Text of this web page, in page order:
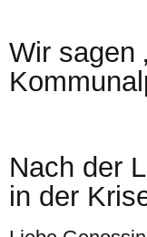
Wir sagen
Nach der
in der